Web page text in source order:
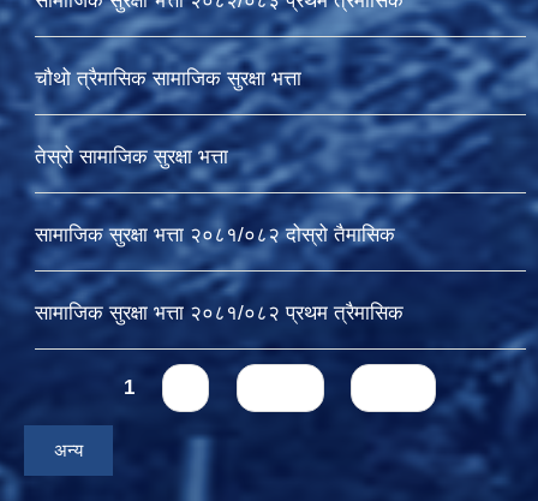
चौथो त्रैमासिक सामाजिक सुरक्षा भत्ता
तेस्रो सामाजिक सुरक्षा भत्ता
सामाजिक सुरक्षा भत्ता २०८१/०८२ दोस्रो तैमासिक
सामाजिक सुरक्षा भत्ता २०८१/०८२ प्रथम त्रैमासिक
Pages1
अन्य